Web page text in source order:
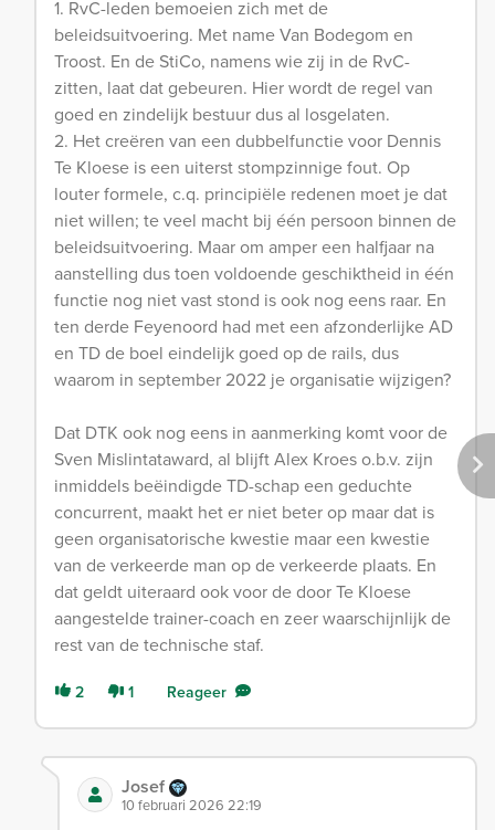
1. RvC-leden bemoeien zich met de
beleidsuitvoering. Met name Van Bodegom en
Troost. En de StiCo, namens wie zij in de RvC-
zitten, laat dat gebeuren. Hier wordt de regel van
goed en zindelijk bestuur dus al losgelaten.
2. Het creëren van een dubbelfunctie voor Dennis
Te Kloese is een uiterst stompzinnige fout. Op
louter formele, c.q. principiële redenen moet je dat
niet willen; te veel macht bij één persoon binnen de
beleidsuitvoering. Maar om amper een halfjaar na
aanstelling dus toen voldoende geschiktheid in één
functie nog niet vast stond is ook nog eens raar. En
ten derde Feyenoord had met een afzonderlijke AD
en TD de boel eindelijk goed op de rails, dus
waarom in september 2022 je organisatie wijzigen?
Dat DTK ook nog eens in aanmerking komt voor de
Sven Mislintataward, al blijft Alex Kroes o.b.v. zijn
inmiddels beëindigde TD-schap een geduchte
concurrent, maakt het er niet beter op maar dat is
geen organisatorische kwestie maar een kwestie
van de verkeerde man op de verkeerde plaats. En
dat geldt uiteraard ook voor de door Te Kloese
aangestelde trainer-coach en zeer waarschijnlijk de
rest van de technische staf.
2 1 Reageer
Josef
10 februari 2026 22:19